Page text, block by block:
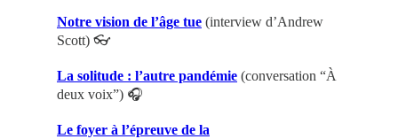
Notre vision de l’âge tue (interview d’Andrew
Scott) 👓
La solitude : l’autre pandémie (conversation “À
deux voix”) 🎧
Le foyer à l’épreuve de la